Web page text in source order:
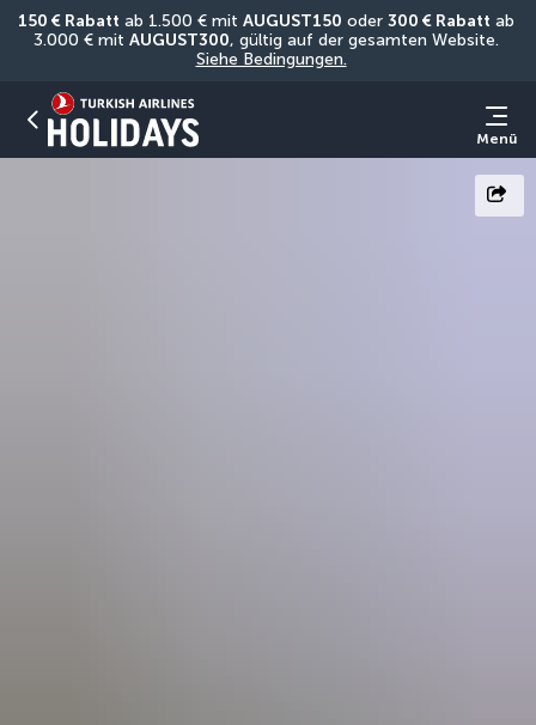
150 € Rabatt ab 1.500 € mit AUGUST150 oder 300 € Rabatt ab
3.000 € mit AUGUST300
Siehe Bedingungen.
Menü